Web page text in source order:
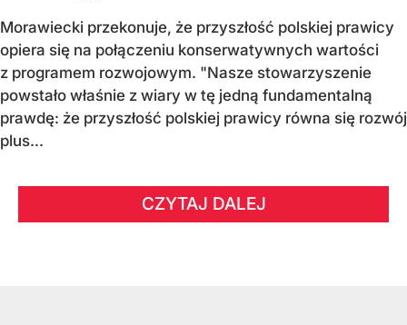
Morawiecki przekonuje, że przyszłość polskiej prawicy
opiera się na połączeniu konserwatywnych wartości
z programem rozwojowym. "Nasze stowarzyszenie
powstało właśnie z wiary w tę jedną fundamentalną
prawdę: że przyszłość polskiej prawicy równa się rozwój
plus...
CZYTAJ DALEJ